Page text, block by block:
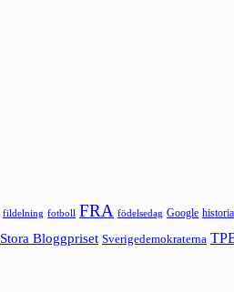
fildelning fotboll FRA födelsedag Google historia
Stora Bloggpriset Sverigedemokraterna